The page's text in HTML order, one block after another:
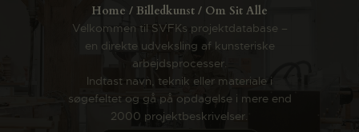
Home Billedkunst Om Sit Alle
Velkommen til SVFKs projektdatabase –
en direkte udveksling af kunsteriske
arbejdsprocesser.
Indtast navn, teknik eller materiale i
søgefeltet og gå på opdagelse i mere end
2000 projektbeskrivelser.
CHANNEL
ANSØG
OM SVFK
ENGLISH